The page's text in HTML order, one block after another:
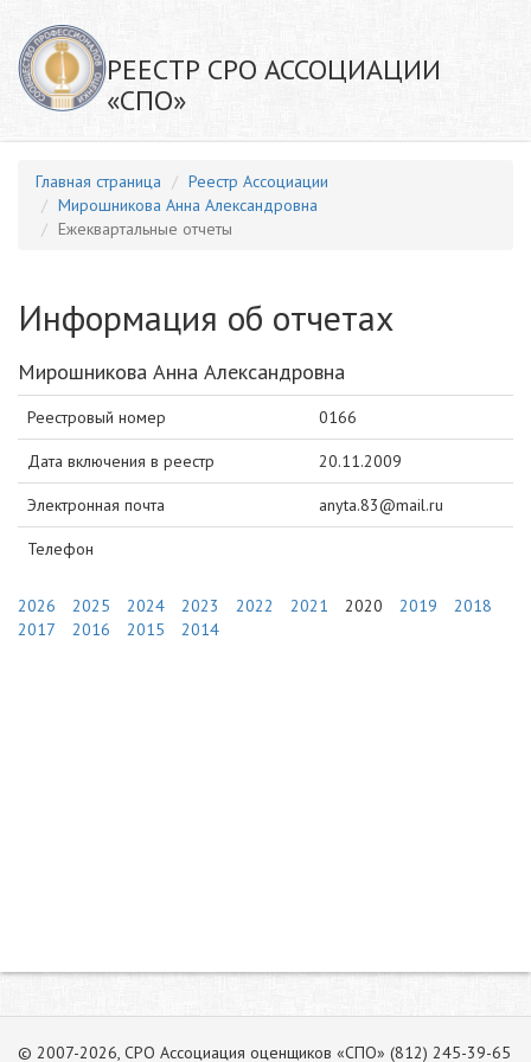
РЕЕСТР СРО АССОЦИАЦИИ
«СПО»
Главная страница
Реестр Ассоциации
Мирошникова Анна Александровна
Ежеквартальные отчеты
Информация об отчетах
Мирошникова Анна Александровна
Реестровый номер 0166
Дата включения в реестр 20.11.2009
Электронная почта anyta.83@mail.ru
Телефон
2026 2025 2024 2023 2022 2021 2020 2019
2018
2017
2016 2015 2014
© 2007-2026, СРО Ассоциация оценщиков «СПО» (812) 245-39-65